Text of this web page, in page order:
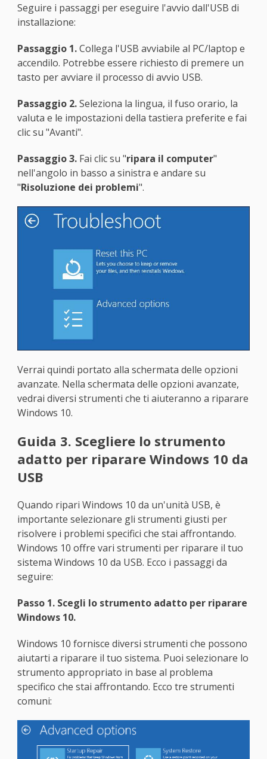
Seguire i passaggi per eseguire l'avvio dall'USB di
installazione:
Passaggio 1.Collega l'USB avviabile al PC/laptop e
accendilo. Potrebbe essere richiesto di premere un
tasto per avviare il processo di avvio USB.
Passaggio 2.Seleziona la lingua, il fuso orario, la
valuta e le impostazioni della tastiera preferite e fai
clic su "Avanti".
Passaggio 3.Fai clic su "ripara il computer"
nell'angolo in basso a sinistra e andare su
"Risoluzione dei problemi".
Verrai quindi portato alla schermata delle opzioni
avanzate. Nella schermata delle opzioni avanzate,
vedrai diversi strumenti che ti aiuteranno a riparare
Windows 10.
Guida 3. Scegliere lo strumento
adatto per riparare Windows 10 da
USB
Quando ripari Windows 10 da un'unità USB, è
importante selezionare gli strumenti giusti per
risolvere i problemi specifici che stai affrontando.
Windows 10 offre vari strumenti per riparare il tuo
sistema Windows 10 da USB. Ecco i passaggi da
seguire:
Passo 1. Scegli lo strumento adatto per riparare
Windows 10.
Windows 10 fornisce diversi strumenti che possono
aiutarti a riparare il tuo sistema. Puoi selezionare lo
strumento appropriato in base al problema
specifico che stai affrontando. Ecco tre strumenti
comuni: